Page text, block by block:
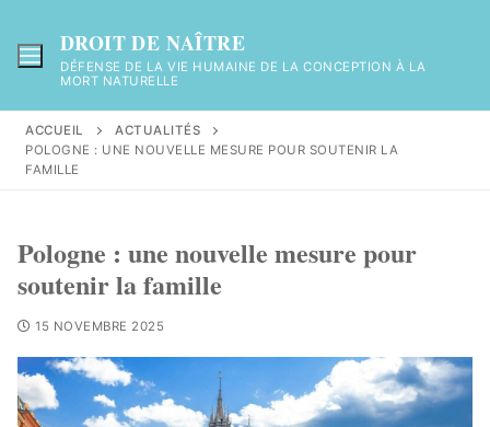
DROIT DE NAÎTRE
DÉFENSE DE LA VIE HUMAINE DE LA CONCEPTION À LA
MORT NATURELLE
ACCUEIL
ACTUALITÉS
POLOGNE : UNE NOUVELLE MESURE POUR SOUTENIR LA
FAMILLE
Pologne : une nouvelle mesure pour
soutenir la famille
15 NOVEMBRE 2025